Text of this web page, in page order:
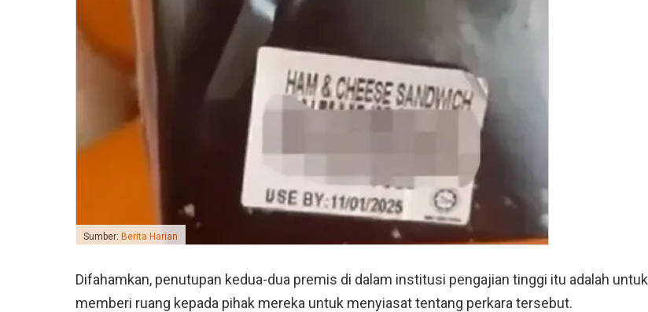
Sumber: Berita Harian
Difahamkan, penutupan kedua-dua premis di dalam institusi pengajian tinggi itu adalah untuk
memberi ruang kepada pihak mereka untuk menyiasat tentang perkara tersebut.